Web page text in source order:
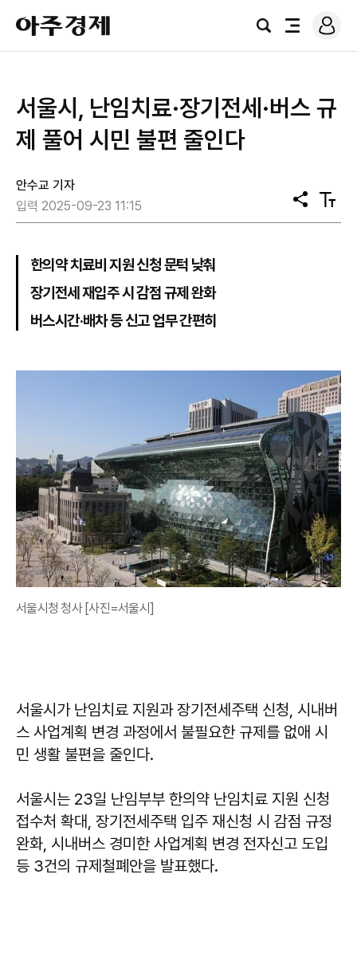
아
주
경
검
전
로
그
서울시, 난임치료·장기전세·버스 규
제 풀어 시민 불편 줄인다
안수교 기자
입력 2025-09-23 11:15
공
유
텍
스
한의약 치료비 지원 신청 문턱 낮춰
장기전세 재입주 시 감점 규제 완화
버스시간·배차 등 신고 업무 간편히
서울시청 청사 [사진=서울시]
서울시가 난임치료 지원과 장기전세주택 신청, 시내버
스 사업계획 변경 과정에서 불필요한 규제를 없애 시
민 생활 불편을 줄인다.
서울시는 23일 난임부부 한의약 난임치료 지원 신청
접수처 확대, 장기전세주택 입주 재신청 시 감점 규정
완화, 시내버스 경미한 사업계획 변경 전자신고 도입
등 3건의 규제철폐안을 발표했다.